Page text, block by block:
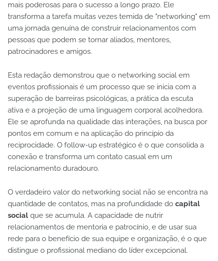
mais poderosas para o sucesso a longo prazo. Ele
transforma a tarefa muitas vezes temida de "networking" em
uma jornada genuína de construir relacionamentos com
pessoas que podem se tornar aliados, mentores,
patrocinadores e amigos.
Esta redação demonstrou que o networking social em
eventos profissionais é um processo que se inicia com a
superação de barreiras psicológicas, a prática da escuta
ativa e a projeção de uma linguagem corporal acolhedora.
Ele se aprofunda na qualidade das interações, na busca por
pontos em comum e na aplicação do princípio da
reciprocidade. O follow-up estratégico é o que consolida a
conexão e transforma um contato casual em um
relacionamento duradouro.
O verdadeiro valor do networking social não se encontra na
quantidade de contatos, mas na profundidade do capital
social que se acumula. A capacidade de nutrir
relacionamentos de mentoria e patrocínio, e de usar sua
rede para o benefício de sua equipe e organização, é o que
distingue o profissional mediano do líder excepcional.